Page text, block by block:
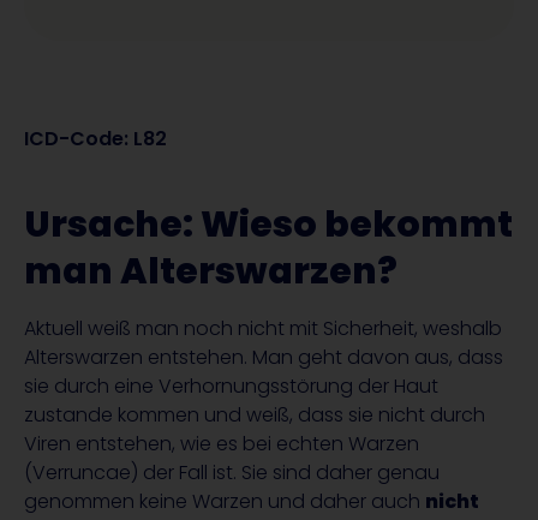
ICD-Code: L82
Ursache: Wieso bekommt
man Alterswarzen?
Aktuell weiß man noch nicht mit Sicherheit, weshalb
Alterswarzen entstehen. Man geht davon aus, dass
sie durch eine Verhornungsstörung der Haut
zustande kommen und weiß, dass sie nicht durch
Viren entstehen, wie es bei echten Warzen
(Verruncae) der Fall ist. Sie sind daher genau
genommen keine Warzen und daher auch nicht